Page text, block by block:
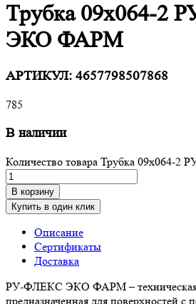
Трубка 09х064-2
ЭКО ФАРМ
АРТИКУЛ: 4657798507868
785
В наличии
Количество товара Трубка
В корзину
Купить в один клик
Описание
Сертификаты
Доставка
РУ-ФЛЕКС ЭКО ФАРМ – техническая
предназначенная для поверхностей